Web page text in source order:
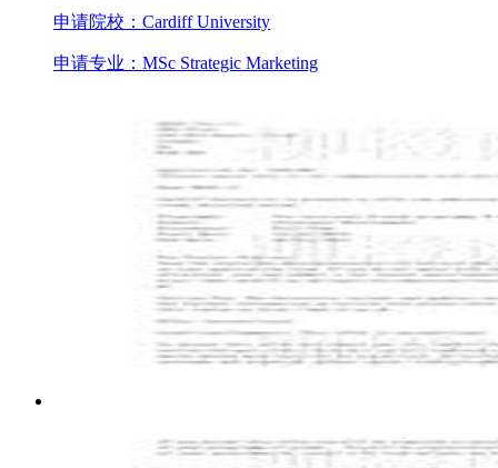
申请院校：Cardiff University
申请专业：MSc Strategic Marketing